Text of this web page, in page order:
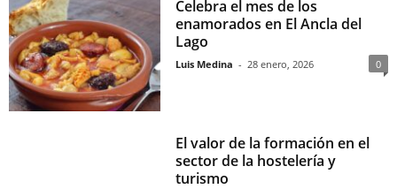
Celebra el mes de los
enamorados en El Ancla del
Lago
Luis Medina - 28 enero, 2026 0
El valor de la formación en el
sector de la hostelería y
turismo